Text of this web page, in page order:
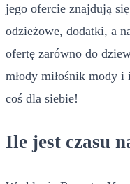
jego ofercie znajdują
odzieżowe, dodatki, a
ofertę zarówno do
młody miłośnik mody
coś dla siebie!
Ile jest czasu